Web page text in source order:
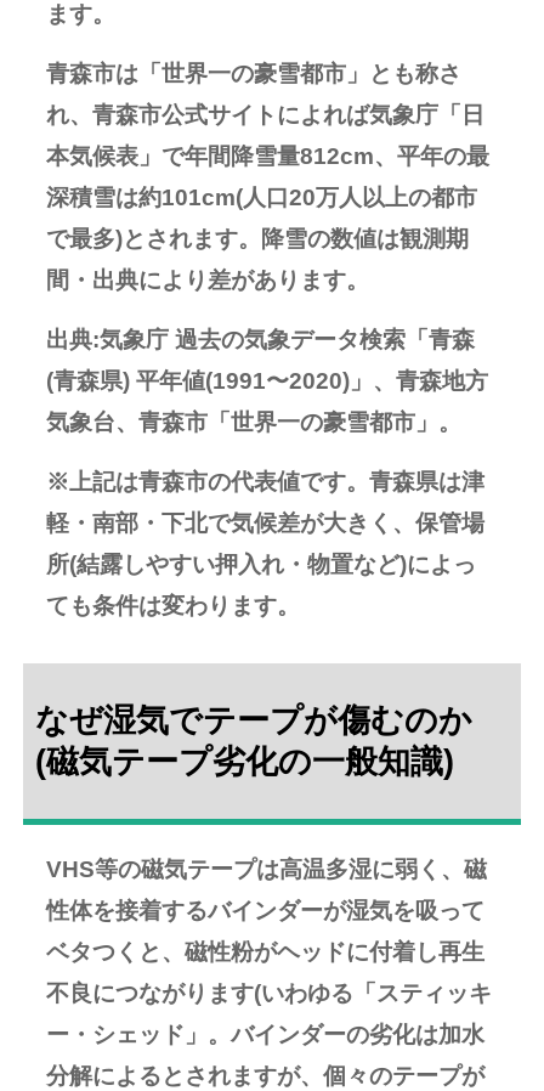
ます。
青森市は「世界一の豪雪都市」とも称さ
れ、青森市公式サイトによれば気象庁「日
本気候表」で年間降雪量812cm、平年の最
深積雪は約101cm(人口20万人以上の都市
で最多)とされます。降雪の数値は観測期
間・出典により差があります。
出典:気象庁 過去の気象データ検索「青森
(青森県) 平年値(1991〜2020)」、青森地方
気象台、青森市「世界一の豪雪都市」。
※上記は青森市の代表値です。青森県は津
軽・南部・下北で気候差が大きく、保管場
所(結露しやすい押入れ・物置など)によっ
ても条件は変わります。
なぜ湿気でテープが傷むのか
(磁気テープ劣化の一般知識)
VHS等の磁気テープは高温多湿に弱く、磁
性体を接着するバインダーが湿気を吸って
ベタつくと、磁性粉がヘッドに付着し再生
不良につながります(いわゆる「スティッキ
ー・シェッド」。バインダーの劣化は加水
分解によるとされますが、個々のテープが